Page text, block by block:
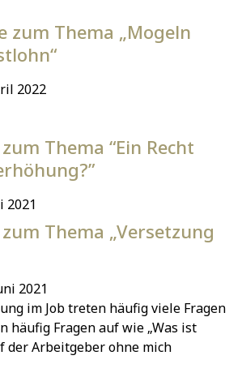
zum Thema „Mogeln
2022
Thema “Ein Recht
2021
Thema „Versetzung
2021
im Job treten häufig viele Fragen
häufig Fragen auf wie „Was ist
der Arbeitgeber ohne mich